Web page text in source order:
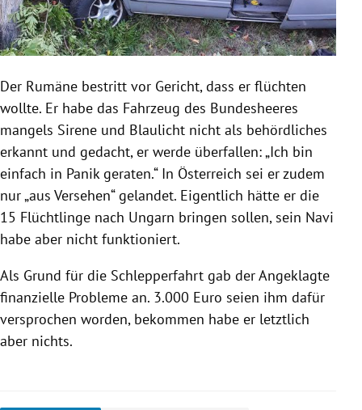
Der Rumäne bestritt vor Gericht, dass er flüchten
wollte. Er habe das Fahrzeug des Bundesheeres
mangels Sirene und Blaulicht nicht als behördliches
erkannt und gedacht, er werde überfallen: „Ich bin
einfach in Panik geraten.“ In Österreich sei er zudem
nur „aus Versehen“ gelandet. Eigentlich hätte er die
15 Flüchtlinge nach Ungarn bringen sollen, sein Navi
habe aber nicht funktioniert.
Als Grund für die Schlepperfahrt gab der Angeklagte
finanzielle Probleme an. 3.000 Euro seien ihm dafür
versprochen worden, bekommen habe er letztlich
aber nichts.